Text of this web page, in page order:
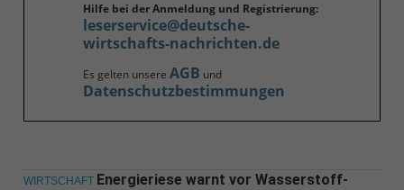
Hilfe bei der Anmeldung und Registrierung:
leserservice@deutsche-
wirtschafts-nachrichten.de
Es gelten unsere AGB und
Datenschutzbestimmungen
WIRTSCHAFT Energieriese warnt vor Wasserstoff-